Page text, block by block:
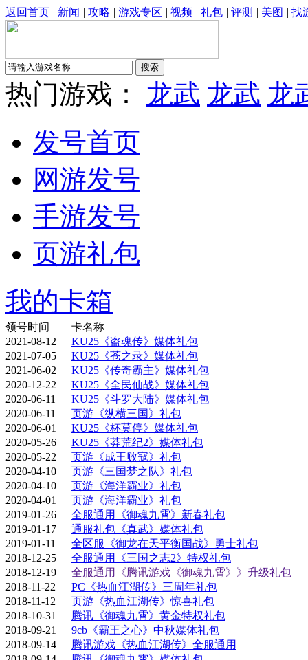
返回首页 | 新闻 | 攻略 | 游戏专区 | 视频 | 礼包 | 评测 | 美图 | 找
热门游戏： 龙武 龙武 龙
发号首页
网游发号
手游发号
页游礼包
我的卡箱
领号时间
卡名称
2021-08-12
KU25《盗魂传》媒体礼包
2021-07-05
KU25《苍之录》媒体礼包
2021-06-02
KU25《传奇霸主》媒体礼包
2020-12-22
KU25《全民仙战》媒体礼包
2020-06-11
KU25《斗罗大陆》媒体礼包
2020-06-11
页游《纵横三国》礼包
2020-06-01
KU25《杯莫停》媒体礼包
2020-05-26
KU25《莽荒纪2》媒体礼包
2020-05-22
页游《成王败寇》礼包
2020-04-10
页游《三国梦之队》礼包
2020-04-10
页游《海洋霸业》礼包
2020-04-01
页游《海洋霸业》礼包
2019-01-26
全服通用《御魂九霄》新春礼包
2019-01-17
通服礼包《真武》媒体礼包
2019-01-11
全区服《御龙在天平衡国战》勇士礼包
2018-12-25
全服通用《三国之志2》特权礼包
2018-12-19
全服通用《腾讯游戏《御魂九霄》》升级礼包
2018-11-22
PC《热血江湖传》三周年礼包
2018-11-12
页游《热血江湖传》惊喜礼包
2018-10-31
腾讯《御魂九霄》黄金特权礼包
2018-09-21
9cb《霸王之心》中秋媒体礼包
2018-09-14
腾讯游戏《热血江湖传》全服通用